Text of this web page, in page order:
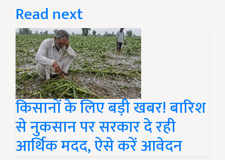
Read next
किसानों के लिए बड़ी खबर! बारिश
से नुकसान पर सरकार दे रही
आर्थिक मदद, ऐसे करें आवेदन